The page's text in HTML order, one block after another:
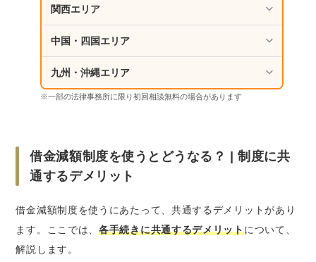
関西エリア
中国・四国エリア
九州・沖縄エリア
※一部の法律事務所に限り初回相談無料の場合があります
借金減額制度を使うとどうなる？ | 制度に共
通するデメリット
借金減額制度を使うにあたって、共通するデメリットがあり
ます。ここでは、各手続きに共通するデメリットについて、
解説します。